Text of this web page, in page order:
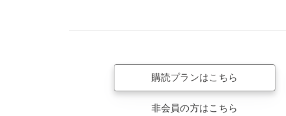
購読プランはこちら
非会員の方はこちら